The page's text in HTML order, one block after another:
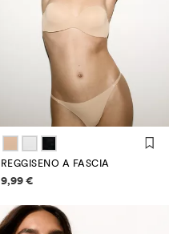
REGGISENO A FASCIA
Informazioni sui prezzi
9,99 €